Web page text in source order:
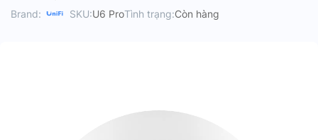
Brand: SKU:U6 ProTình trạng:Còn hàng